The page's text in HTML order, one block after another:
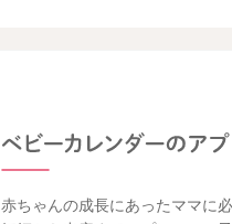
赤ちゃんの成長にあったママに